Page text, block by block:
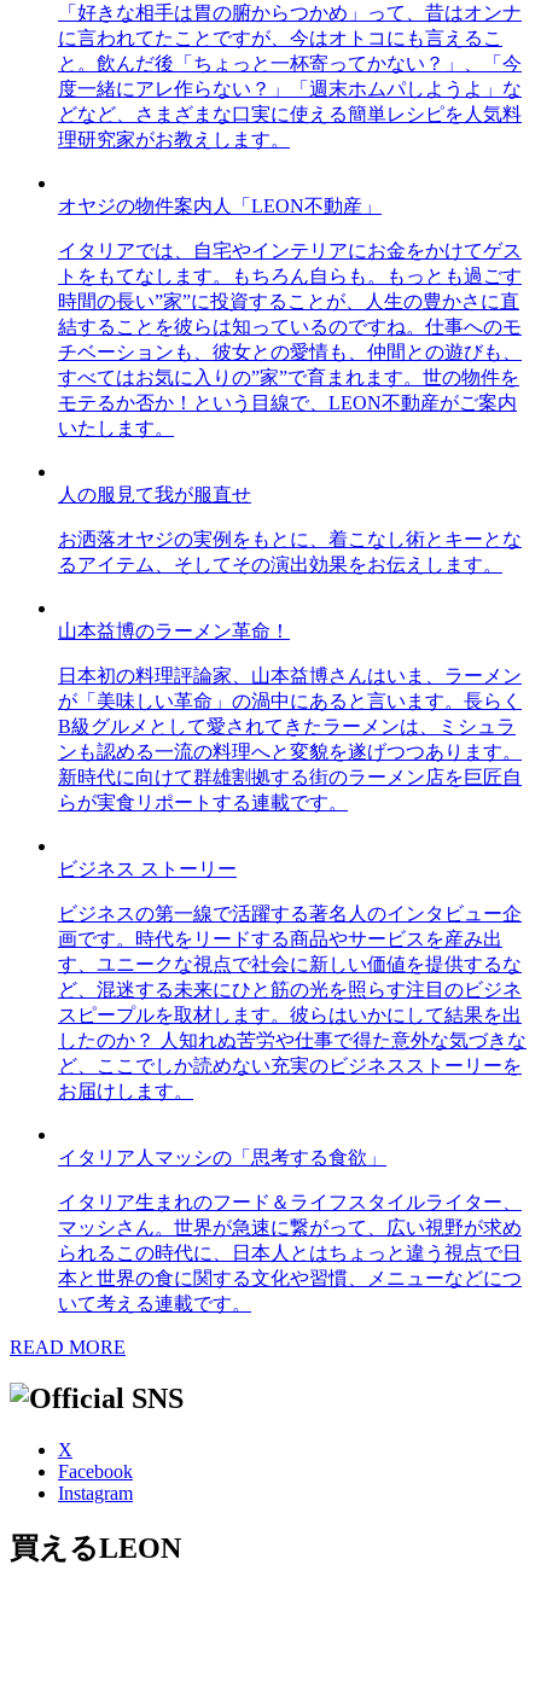
「好きな相手は胃の腑からつかめ」って、昔はオンナ
に言われてたことですが、今はオトコにも言えるこ
と。飲んだ後「ちょっと一杯寄ってかない？」、「今
度一緒にアレ作らない？」「週末ホムパしようよ」な
どなど、さまざまな口実に使える簡単レシピを人気料
理研究家がお教えします。
オヤジの物件案内人「LEON不動産」
イタリアでは、自宅やインテリアにお金をかけてゲス
トをもてなします。もちろん自らも。もっとも過ごす
時間の長い”家”に投資することが、人生の豊かさに直
結することを彼らは知っているのですね。仕事へのモ
チベーションも、彼女との愛情も、仲間との遊びも、
すべてはお気に入りの”家”で育まれます。世の物件を
モテるか否か！という目線で、LEON不動産がご案内
いたします。
人の服見て我が服直せ
お洒落オヤジの実例をもとに、着こなし術とキーとな
るアイテム、そしてその演出効果をお伝えします。
山本益博のラーメン革命！
日本初の料理評論家、山本益博さんはいま、ラーメン
が「美味しい革命」の渦中にあると言います。長らく
B級グルメとして愛されてきたラーメンは、ミシュラ
ンも認める一流の料理へと変貌を遂げつつあります。
新時代に向けて群雄割拠する街のラーメン店を巨匠自
らが実食リポートする連載です。
ビジネス ストーリー
ビジネスの第一線で活躍する著名人のインタビュー企
画です。時代をリードする商品やサービスを産み出
す、ユニークな視点で社会に新しい価値を提供するな
ど、混迷する未来にひと筋の光を照らす注目のビジネ
スピープルを取材します。彼らはいかにして結果を出
したのか？ 人知れぬ苦労や仕事で得た意外な気づきな
ど、ここでしか読めない充実のビジネスストーリーを
お届けします。
イタリア人マッシの「思考する食欲」
イタリア生まれのフード＆ライフスタイルライター、
マッシさん。世界が急速に繋がって、広い視野が求め
られるこの時代に、日本人とはちょっと違う視点で日
本と世界の食に関する文化や習慣、メニューなどにつ
いて考える連載です。
READ MORE
X
Facebook
Instagram
買えるLEON